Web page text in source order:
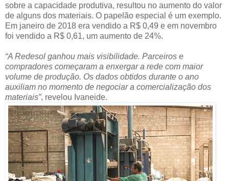
sobre a capacidade produtiva, resultou no aumento do valor
de alguns dos materiais. O papelão especial é um exemplo.
Em janeiro de 2018 era vendido a R$ 0,49 e em novembro
foi vendido a R$ 0,61, um aumento de 24%.
“A Redesol ganhou mais visibilidade. Parceiros e
compradores começaram a enxergar a rede com maior
volume de produção. Os dados obtidos durante o ano
auxiliam no momento de negociar a comercialização dos
materiais”, revelou Ivaneide.